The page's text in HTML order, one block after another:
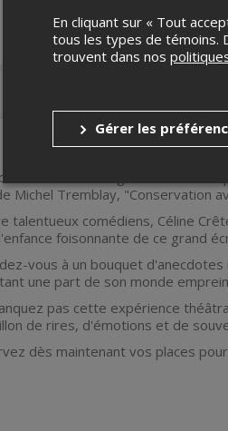
dimanche la galerie Nelson
Michel Tremblay, "Conservation
talentueux comédiens, Céline
foisonnante de ce grand
vous à un bouquet
une part de son monde
pas cette expérience
de rires, d'émotions et de
dès maintenant vos places
En cliquant sur « Tout
tous les types de témoins.
trouvent dans nos
Gérer les